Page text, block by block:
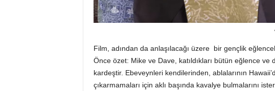
Film, adından da anlaşılacağı üzere bir gençlik
Önce özet: Mike ve Dave, katıldıkları bütün eğlence ve
kardeştir. Ebeveynleri kendilerinden, ablalarının
çıkarmamaları için aklı başında kavalye bulmalarını